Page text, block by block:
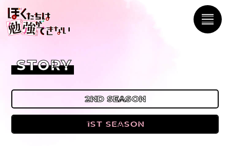
STORY
2ND SEASON
1ST SEASON
1ST SEASON